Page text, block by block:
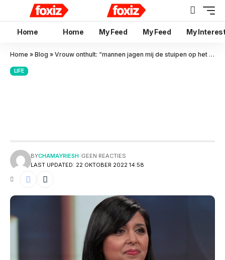
Home Home My Feed My Feed My
Home » Blog » Vrouw onthult: “mannen jagen mij de stuipen op het lijf als ik zeg dat ik nog maagd ben”
LIFE
LAST UPDATED: 22 OKTOBER 2022 14:58
BYCHAMAYRIESH GEEN REACTIES